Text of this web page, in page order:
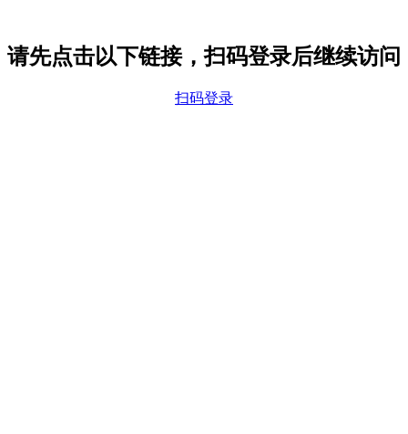
请先点击以下链接，扫码登录后继续访问
扫码登录